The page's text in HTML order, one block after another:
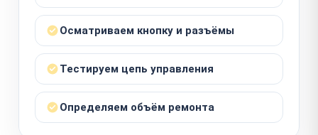
Осматриваем кнопку и разъёмы
Тестируем цепь управления
Определяем объём ремонта